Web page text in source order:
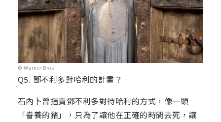
© Warner Bros
Q5. 鄧不利多對哈利的計畫？
石內卜曾指責鄧不利多對待哈利的方式，像一頭
「眷養的豬」，只為了讓他在正確的時間去死，讓